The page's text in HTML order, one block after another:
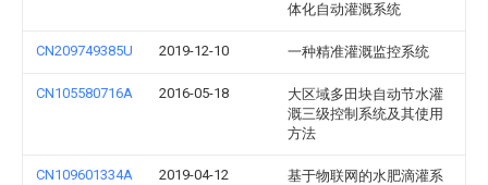
体化自动灌溉系统
CN209749385U 2019-12-10 一种精准灌溉监控系统
CN105580716A 2016-05-18
大区域多田块自动节水灌
溉三级控制系统及其使用
方法
CN109601334A 2019-04-12
基于物联网的水肥滴灌系